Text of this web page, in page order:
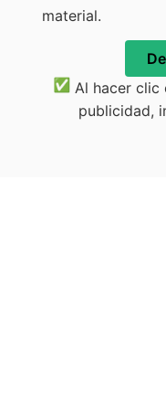
material.
Al hacer clic
publicidad,